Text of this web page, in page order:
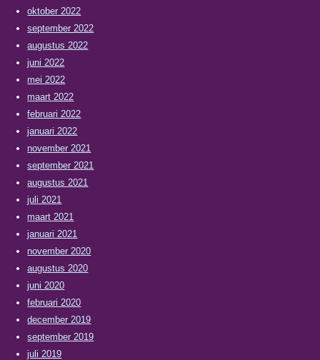
oktober 2022
september 2022
augustus 2022
juni 2022
mei 2022
maart 2022
februari 2022
januari 2022
november 2021
september 2021
augustus 2021
juli 2021
maart 2021
januari 2021
november 2020
augustus 2020
juni 2020
februari 2020
december 2019
september 2019
juli 2019